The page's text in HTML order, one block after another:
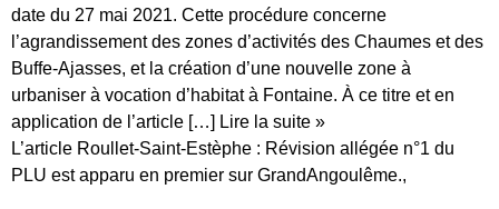
date du 27 mai 2021. Cette procédure concerne
l’agrandissement des zones d’activités des Chaumes et des
Buffe-Ajasses, et la création d’une nouvelle zone à
urbaniser à vocation d’habitat à Fontaine. À ce titre et en
application de l’article […] Lire la suite »
L’article Roullet-Saint-Estèphe : Révision allégée n°1 du
PLU est apparu en premier sur GrandAngoulême.,